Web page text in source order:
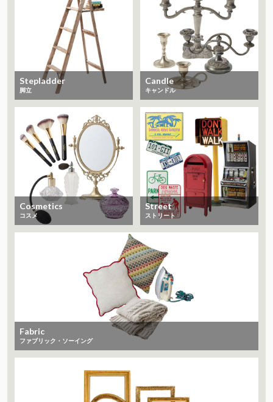
Stepladder
脚立
Candle
キャンドル
Cosmetics
コスメ
Street
ストリート
Fabric
ファブリック・ソーイング